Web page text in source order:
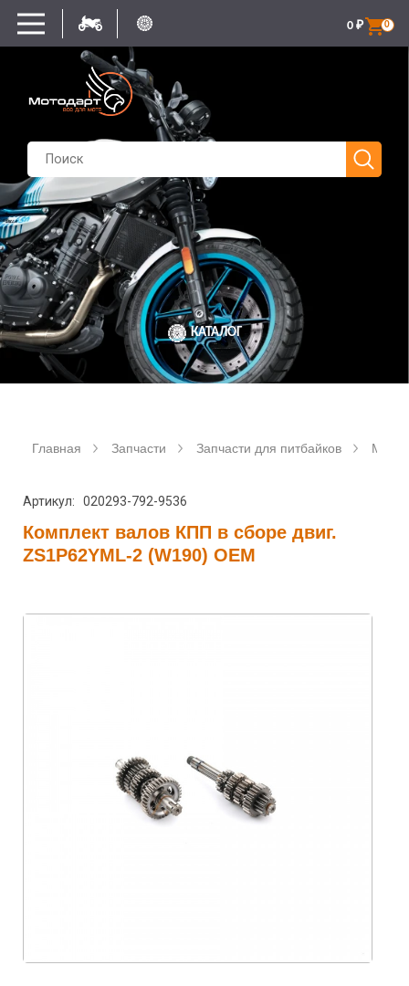
0
0 ₽
КАТАЛОГ
Главная Запчасти Запчасти для питбайков Мотор
Артикул: 020293-792-9536
Комплект валов КПП в сборе двиг.
ZS1P62YML-2 (W190) OEM